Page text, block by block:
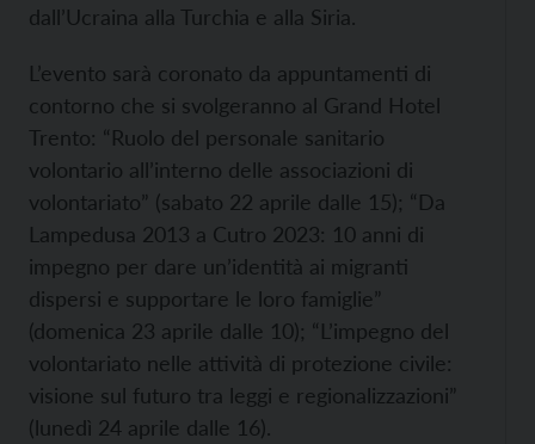
dall’Ucraina alla Turchia e alla Siria.
L’evento sarà coronato da appuntamenti di
contorno che si svolgeranno al Grand Hotel
Trento: “Ruolo del personale sanitario
volontario all’interno delle associazioni di
volontariato” (sabato 22 aprile dalle 15); “Da
Lampedusa 2013 a Cutro 2023: 10 anni di
impegno per dare un’identità ai migranti
dispersi e supportare le loro famiglie”
(domenica 23 aprile dalle 10); “L’impegno del
volontariato nelle attività di protezione civile:
visione sul futuro tra leggi e regionalizzazioni”
(lunedì 24 aprile dalle 16).